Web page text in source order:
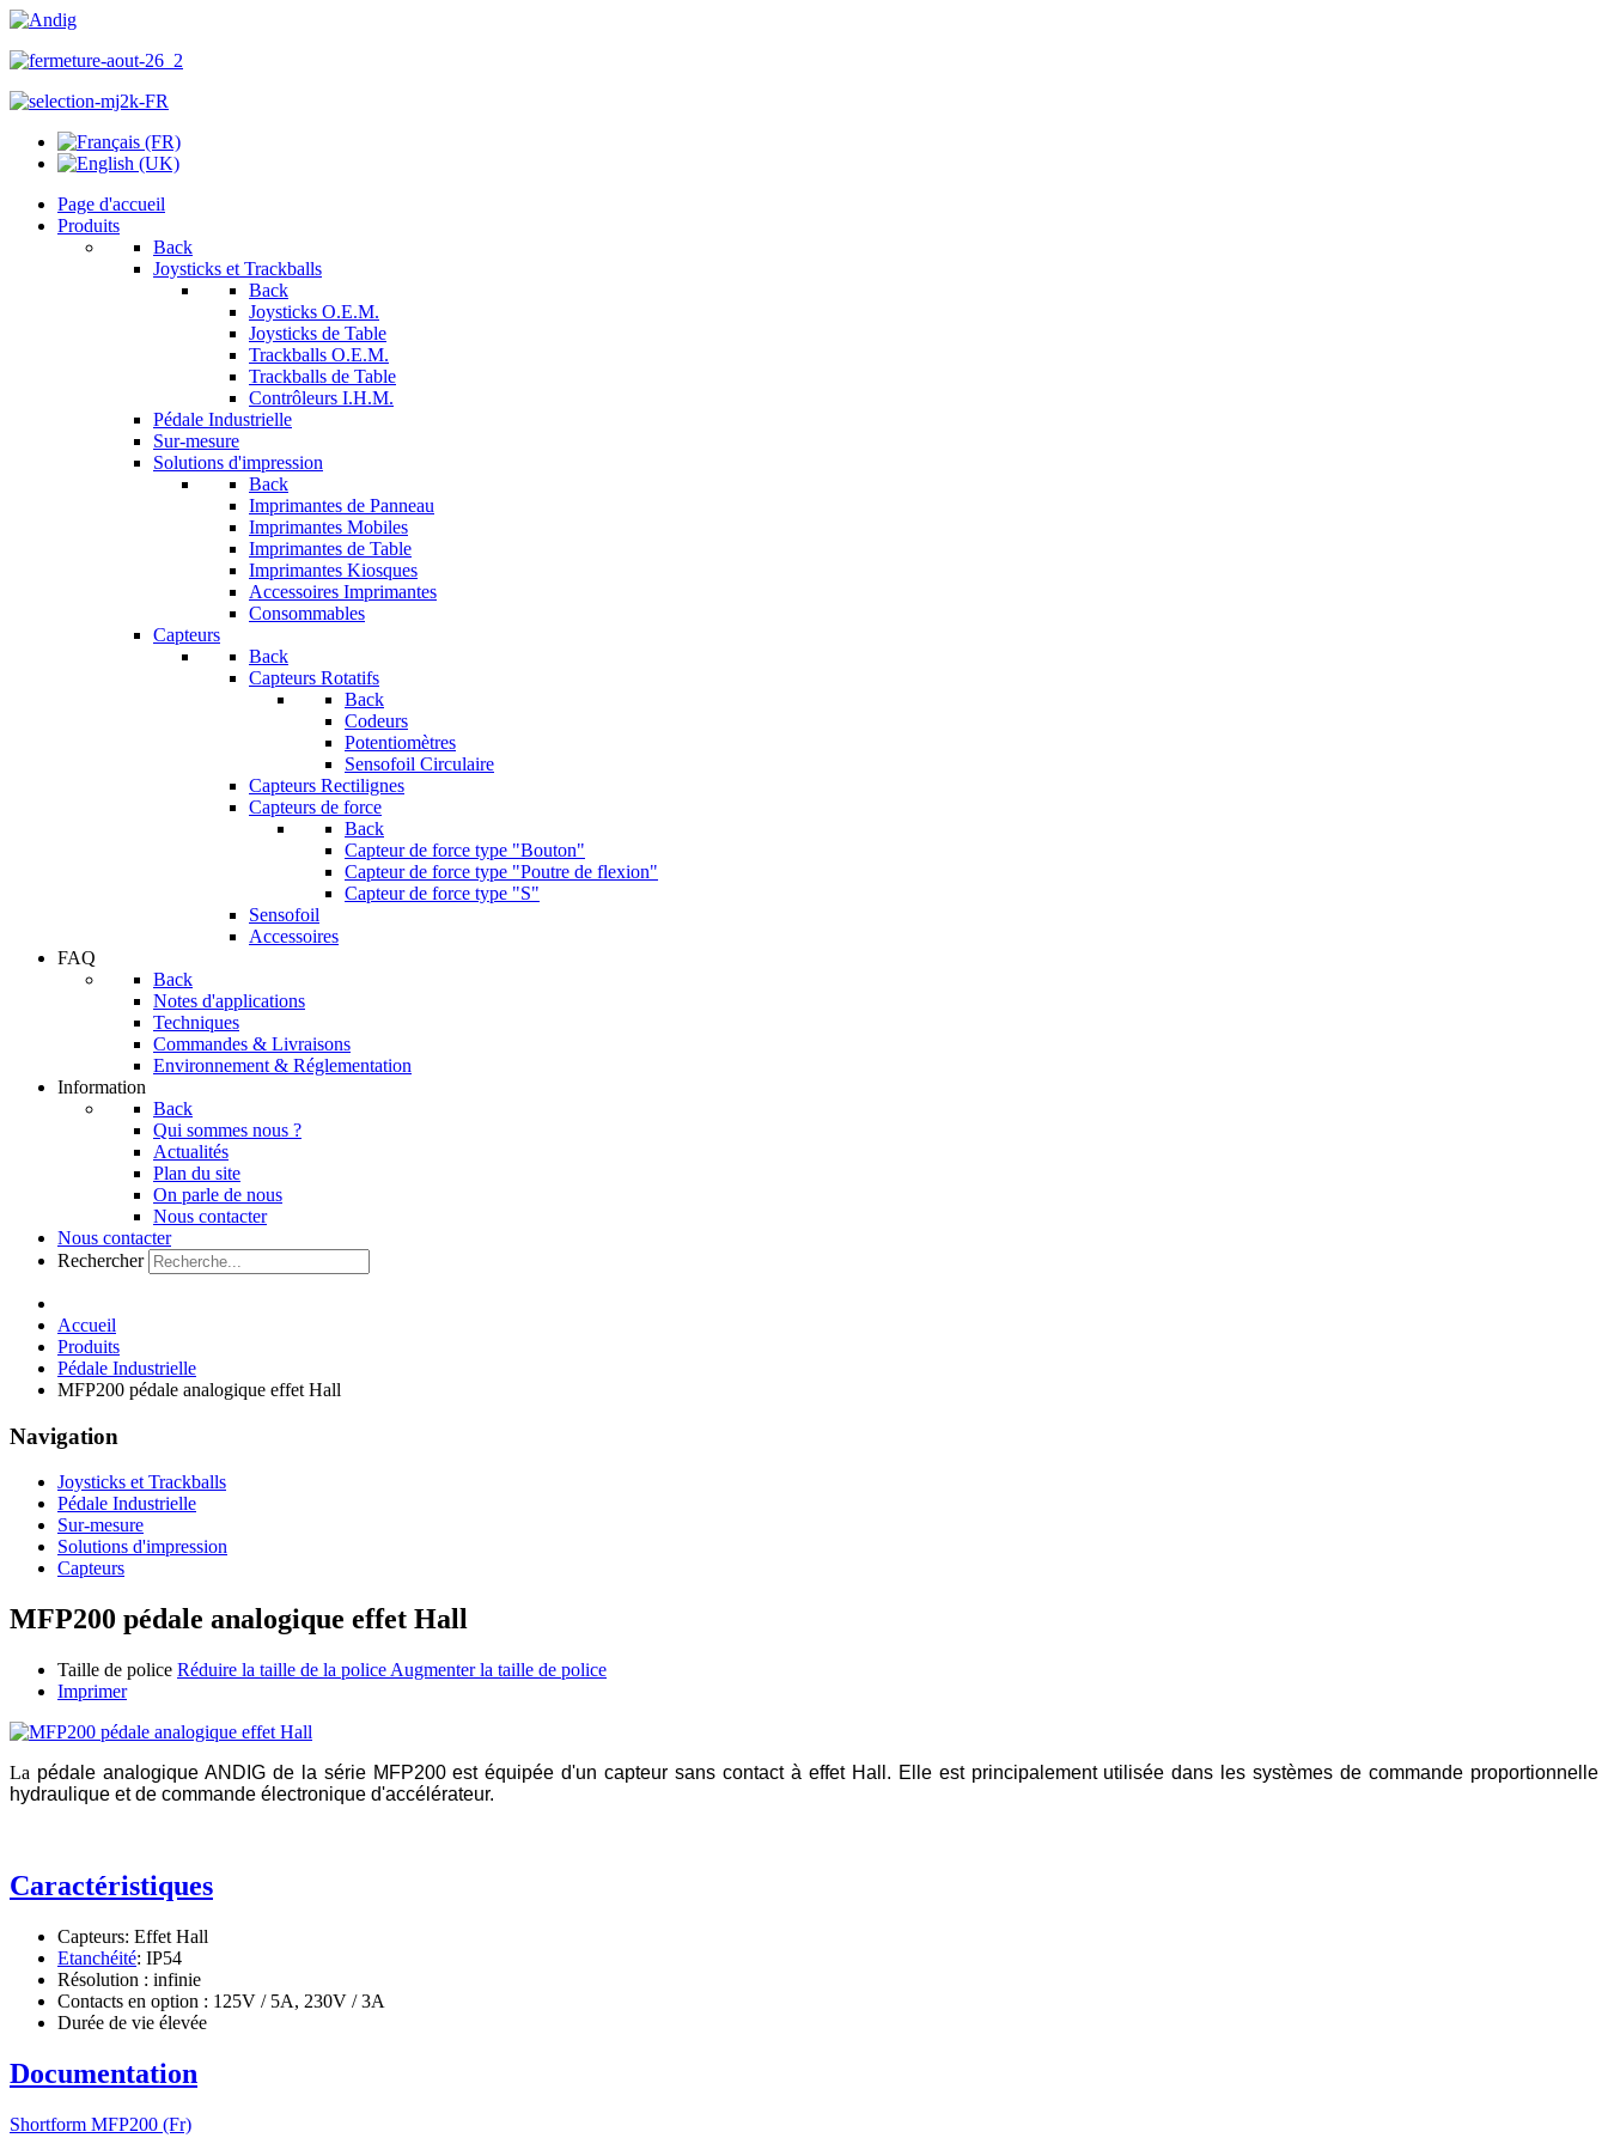
Page d'accueil
Produits
Back
Joysticks et Trackballs
Back
Joysticks O.E.M.
Joysticks de Table
Trackballs O.E.M.
Trackballs de Table
Contrôleurs I.H.M.
Pédale Industrielle
Sur-mesure
Solutions d'impression
Back
Imprimantes de Panneau
Imprimantes Mobiles
Imprimantes de Table
Imprimantes Kiosques
Accessoires Imprimantes
Consommables
Capteurs
Back
Capteurs Rotatifs
Back
Codeurs
Potentiomètres
Sensofoil Circulaire
Capteurs Rectilignes
Capteurs de force
Back
Capteur de force type "Bouton"
Capteur de force type "Poutre de flexion"
Capteur de force type "S"
Sensofoil
Accessoires
FAQ
Back
Notes d'applications
Techniques
Commandes & Livraisons
Environnement & Réglementation
Information
Back
Qui sommes nous ?
Actualités
Plan du site
On parle de nous
Nous contacter
Nous contacter
Rechercher
Accueil
Produits
Pédale Industrielle
MFP200 pédale analogique effet Hall
Navigation
Joysticks et Trackballs
Pédale Industrielle
Sur-mesure
Solutions d'impression
Capteurs
MFP200 pédale analogique effet Hall
Taille de police Réduire la taille de la police Augmenter la taille de police
Imprimer
La pédale analogique ANDIGde la série M FP200 est équipée d'un capteur sans contact à effet Hall. Elle est principalement utilisée dans les systèmes de commande proportionnelle
hydraulique et de commande électronique d'accélérateur.
Caractéristiques
Capteurs: Effet Hall
Etanchéité: IP54
Résolution : infinie
Contacts en option : 125V / 5A, 230V / 3A
Durée de vie élevée
Documentation
Shortform MFP200 (Fr)